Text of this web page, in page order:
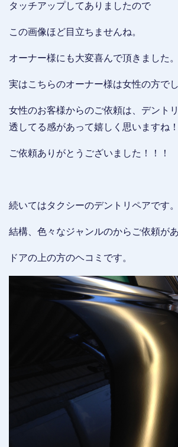
タッチアップしてありましたので
この画像ほど目立ちませんね。
オーナー様にも大変喜んで頂きました。
実はこちらのオーナー様は女性の方で
女性のお客様からのご依頼は、デント
透してる感があって嬉しく思いますね！
ご依頼ありがとうございました！！！
続いてはタクシーのデントリペアです。
結構、色々なジャンルのからご依頼が
ドアの上の方のヘコミです。